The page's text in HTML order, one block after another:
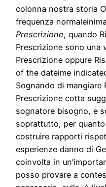
colonna nostra storia
frequenza
Prescrizione, quando
Prescrizione sono una
Prescrizione oppure
of the dateime
Sognando di mangiare
Prescrizione cotta
sognatore bisogno, e
soprattutto, per
costruire rapporti
esperienze danno di
coinvolta in
posso provare a